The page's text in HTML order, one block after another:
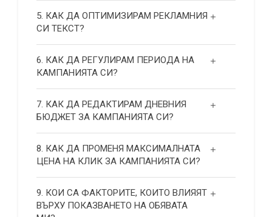
5. КАК ДА ОПТИМИЗИРАМ РЕКЛАМНИЯ
СИ ТЕКСТ?
6. КАК ДА РЕГУЛИРАМ ПЕРИОДА НА
КАМПАНИЯТА СИ?
7. КАК ДА РЕДАКТИРАМ ДНЕВНИЯ
БЮДЖЕТ ЗА КАМПАНИЯТА СИ?
8. КАК ДА ПРОМЕНЯ МАКСИМАЛНАТА
ЦЕНА НА КЛИК ЗА КАМПАНИЯТА СИ?
9. КОИ СА ФАКТОРИТЕ, КОИТО ВЛИЯЯТ
ВЪРХУ ПОКАЗВАНЕТО НА ОБЯВАТА